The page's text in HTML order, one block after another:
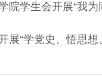
院学生会开展“我
展“学党史、悟思